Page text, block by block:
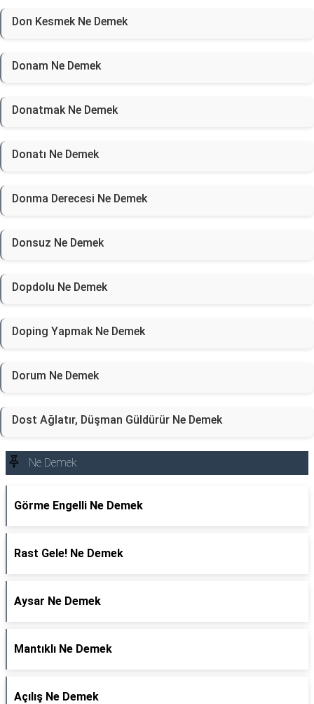
Don Kesmek Ne Demek
Donam Ne Demek
Donatmak Ne Demek
Donatı Ne Demek
Donma Derecesi Ne Demek
Donsuz Ne Demek
Dopdolu Ne Demek
Doping Yapmak Ne Demek
Dorum Ne Demek
Dost Ağlatır, Düşman Güldürür Ne Demek
Ne Demek
Görme Engelli Ne Demek
Rast Gele! Ne Demek
Aysar Ne Demek
Mantıklı Ne Demek
Açılış Ne Demek